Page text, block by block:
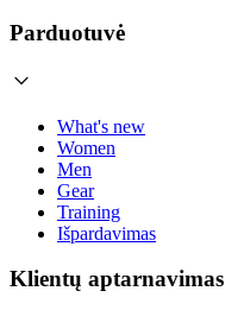
Parduotuvė
What's new
Women
Men
Gear
Training
Išpardavimas
Klientų aptarnavimas